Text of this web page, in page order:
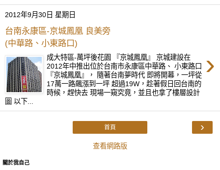
2012年9月30日 星期日
台南永康區-京城鳳凰 良美旁
(中華路、小東路口)
›
成大特區-萬坪後花園 『京城鳳凰』 京城建設在
2012年中推出位於台南市永康區中華路、 小東路口
『京城鳳凰』， 隨著台南夢時代 即將開幕，一坪從
17萬一路飆漲到一坪 超過19W，趁著假日回台南的
時候，趕快去 現場一窺究竟，並且也拿了樓層設計
圖 以下...
›
首頁
查看網路版
關於我自己